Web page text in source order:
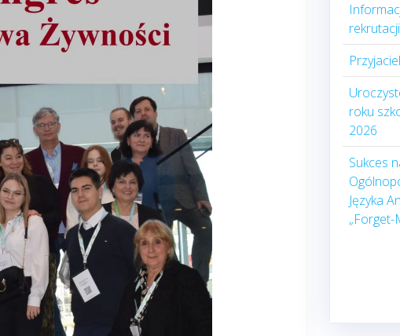
rekrutacji
roku
2026
Sukces
Języka
„Forget-